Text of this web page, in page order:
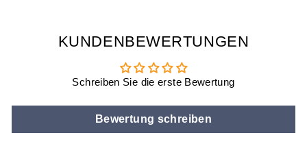
KUNDENBEWERTUNGEN
Schreiben Sie die erste Bewertung
Bewertung schreiben